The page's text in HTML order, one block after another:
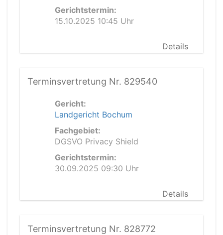
Gerichtstermin:
15.10.2025 10:45 Uhr
Details
Terminsvertretung Nr. 829540
Gericht:
Landgericht Bochum
Fachgebiet:
DGSVO Privacy Shield
Gerichtstermin:
30.09.2025 09:30 Uhr
Details
Terminsvertretung Nr. 828772